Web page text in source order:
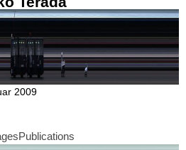
2009
Publications